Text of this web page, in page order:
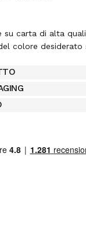
su carta di alta
colore desiderato